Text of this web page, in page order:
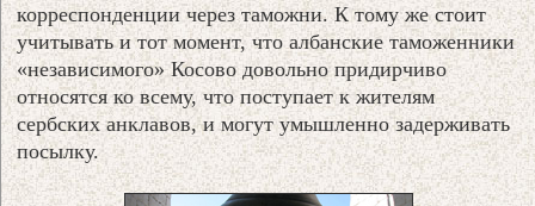
корреспонденции через таможни. К тому же стоит
учитывать и тот момент, что албанские таможенники
«независимого» Косово довольно придирчиво
относятся ко всему, что поступает к жителям
сербских анклавов, и могут умышленно задерживать
посылку.